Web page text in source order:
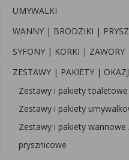
UMYWALKI
WANNY | BRODZIKI |
SYFONY | KORKI | ZAWORY
ZESTAWY | PAKIETY |
Zestawy i pakiety toaletowe
Zestawy i pakiety
Zestawy i pakiety wannowe
prysznicowe